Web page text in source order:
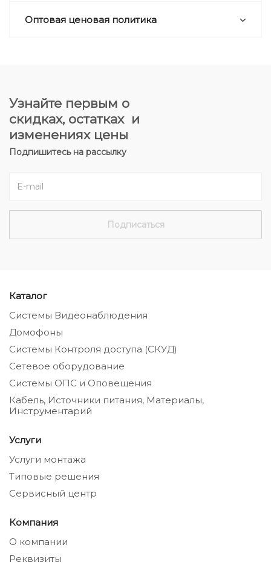
Оптовая ценовая политика
Узнайте первым о
скидках, остатках и
изменениях цены
Подпишитесь на рассылку
Каталог
Системы Видеонаблюдения
Домофоны
Системы Контроля доступа (СКУД)
Сетевое оборудование
Системы ОПС и Оповещения
Кабель, Источники питания, Материалы,
Инструментарий
Услуги
Услуги монтажа
Типовые решения
Сервисный центр
Компания
О компании
Реквизиты